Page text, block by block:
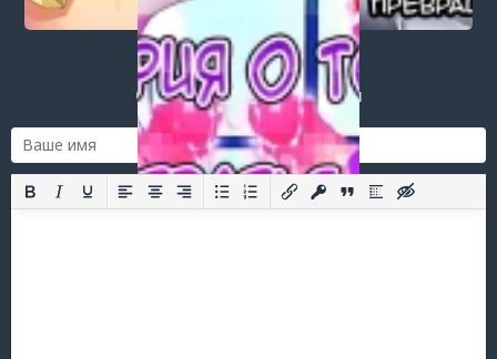
Добавить комментарий
Оставить комментарий